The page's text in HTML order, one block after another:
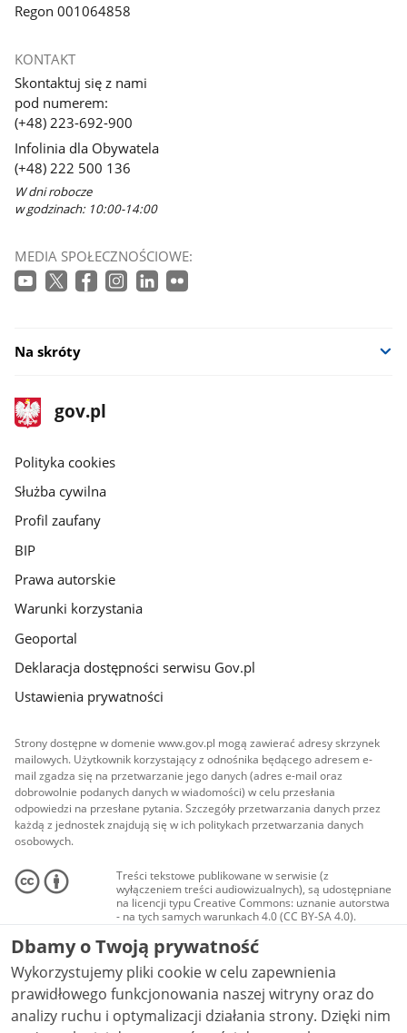
Regon 001064858
KONTAKT
Skontaktuj się z nami
pod numerem:
(+48) 223-692-900
Infolinia dla Obywatela
(+48) 222 500 136
W dni robocze
w godzinach: 10:00-14:00
MEDIA SPOŁECZNOŚCIOWE:
Na skróty
stopka
gov.pl
Strona
gov.pl
gov.pl
Polityka cookies
Służba cywilna
Profil zaufany
BIP
Prawa autorskie
Warunki korzystania
Geoportal
Deklaracja dostępności serwisu Gov.pl
Ustawienia prywatności
Strony dostępne w domenie www.gov.pl mogą zawierać adresy skrzynek
mailowych. Użytkownik korzystający z odnośnika będącego adresem e-
mail zgadza się na przetwarzanie jego danych (adres e-mail oraz
dobrowolnie podanych danych w wiadomości) w celu przesłania
odpowiedzi na przesłane pytania. Szczegóły przetwarzania danych przez
każdą z jednostek znajdują się w ich politykach przetwarzania danych
osobowych.
Treści tekstowe publikowane w serwisie (z
wyłączeniem treści audiowizualnych), są udostępniane
na licencji typu Creative Commons: uznanie autorstwa
- na tych samych warunkach 4.0 (CC BY-SA 4.0).
Materiały audiowizualne, w tym zdjęcia, materiały
audio i wideo, są udostępniane na licencji typu
Creative Commons: uznanie autorstwa użycie
niekomercyjne - bez utworów zależnych 4.0 (CC BY-
NC-ND 4.0), o ile nie jest to stwierdzone inaczej.
Dbamy o Twoją prywatność
Wykorzystujemy pliki cookie w celu zapewnienia
prawidłowego funkcjonowania naszej witryny oraz do
analizy ruchu i optymalizacji działania strony. Dzięki nim